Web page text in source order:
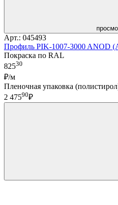
Арт.: 045493
Профиль PIK-1007-3000 ANOD
Покраска по RAL
82530
₽/м
Пленочная упаковка
2 47590₽